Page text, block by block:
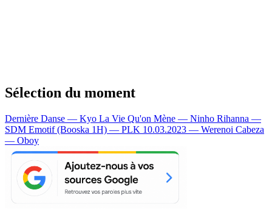
Sélection du moment
Dernière Danse — Kyo La Vie Qu'on Mène — Ninho Rihanna —
SDM Emotif (Booska 1H) — PLK 10.03.2023 — Werenoi Cabeza
— Oboy